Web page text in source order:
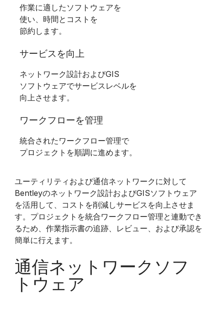
作業に適したソフトウェアを
使い、時間とコストを
節約します。
サービスを向上
ネットワーク設計およびGIS
ソフトウェアでサービスレベルを
向上させます。
ワークフローを管理
統合されたワークフロー管理で
プロジェクトを順調に進めます。
ユーティリティおよび通信ネットワークに対して
Bentleyのネットワーク設計およびGISソフトウェア
を活用して、コストを削減しサービスを向上させま
す。プロジェクトを統合ワークフロー管理と連動でき
るため、作業指示書の追跡、レビュー、および承認を
簡単に行えます。
通信ネットワークソフ
トウェア